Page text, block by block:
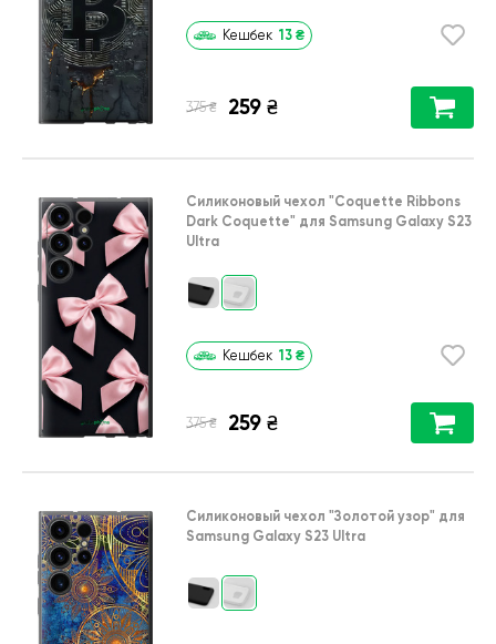
Кешбек 13 ₴
375 ₴ 259 ₴
Силиконовый чехол "Coquette Ribbons
Dark Coquette" для Samsung Galaxy S23
Ultra
Кешбек 13 ₴
375 ₴ 259 ₴
Силиконовый чехол "Золотой узор" для
Samsung Galaxy S23 Ultra